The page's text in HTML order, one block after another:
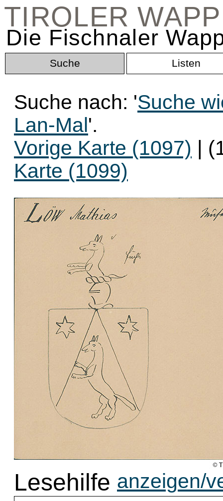
TIROLER
Die Fischnaler
Suche Listen
Suche nach: 'Suche
Lan-Mal'.
Vorige Karte (1097) |
Karte (1099)
Lesehilfe anzeigen/